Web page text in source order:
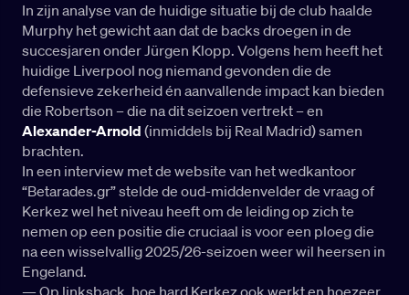
In zijn analyse van de huidige situatie bij de club haalde
Murphy het gewicht aan dat de backs droegen in de
succesjaren onder Jürgen Klopp. Volgens hem heeft het
huidige Liverpool nog niemand gevonden die de
defensieve zekerheid én aanvallende impact kan bieden
die Robertson – die na dit seizoen vertrekt – en
Alexander-Arnold (inmiddels bij Real Madrid) samen
brachten.
In een interview met de website van het wedkantoor
“Betarades.gr” stelde de oud-middenvelder de vraag of
Kerkez wel het niveau heeft om de leiding op zich te
nemen op een positie die cruciaal is voor een ploeg die
na een wisselvallig 2025/26-seizoen weer wil heersen in
Engeland.